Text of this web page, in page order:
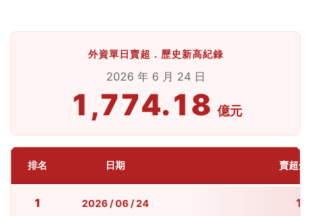
外資單日賣超．歷史新高紀錄
2026 年 6 月 24 日
1,774.18 億元
排名 日期 賣超
1 2026 / 06 / 24